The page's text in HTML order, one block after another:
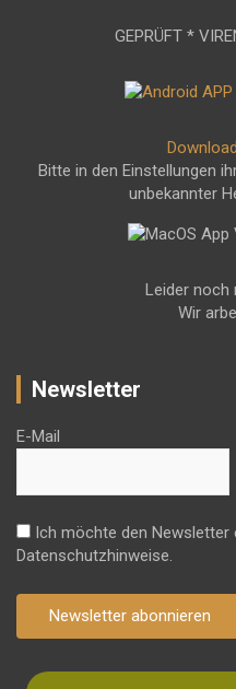
GEPRÜFT *
Bitte in den Einstellungen
unbekannter
Leider noch
Wir
Newsletter
E-Mail
Ich möchte den Newsletter
Datenschutzhinweise.
Newsletter abonnieren